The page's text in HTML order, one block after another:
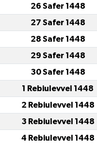
26 Safer 1448
27 Safer 1448
28 Safer 1448
29 Safer 1448
30 Safer 1448
1 Rebiulevvel 1448
2 Rebiulevvel 1448
3 Rebiulevvel 1448
4 Rebiulevvel 1448